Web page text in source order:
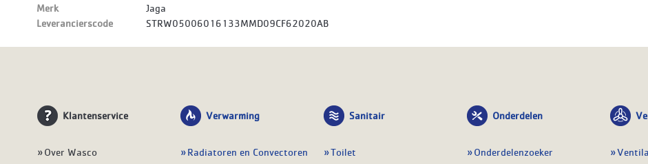
Merk
Jaga
Leverancierscode
STRW05006016133MMD09CF62020AB
Klantenservice
Over Wasco
Verwarming
Radiatoren en Convectoren
Sanitair
Toilet
Onderdelen
Onderdelenzoeker